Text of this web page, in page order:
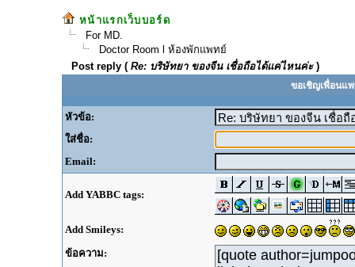
หน้าแรกเว็บบอร์ด
For MD.
Doctor Room l ห้องพักแพทย์
Post reply ( Re: บริษัทยา ของจีน เชื่อถือได้แค่ไหนค่ะ)
ขอเชิญเพื่อนแ
หัวข้อ:
ใส่ชื่อ:
Email:
Add YABBC tags:
Add Smileys:
ข้อความ: